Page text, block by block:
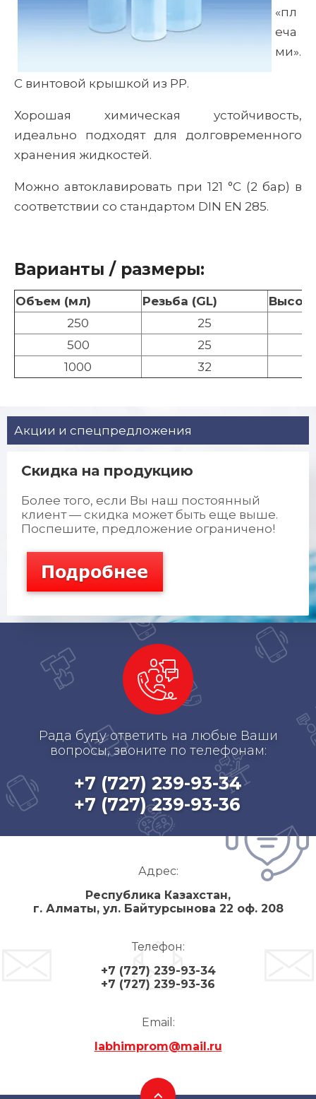
«пл
еча
ми».
С винтовой крышкой из РР.
Хорошая химическая устойчивость,
идеально подходят для долговременного
хранения жидкостей.
Можно автоклавировать при 121 °C (2 бар) в
соответствии со стандартом DIN EN 285.
Варианты / размеры:
Объем (мл) Резьба (GL)
250
25
500
25
1000
32
Акции и спецпредложения
Cкидка на продукцию
Более того, если Вы наш постоянный
клиент — скидка может быть еще выше.
Поспешите, предложение ограничено!
Рада буду ответить на любые Ваши
вопросы, звоните по телефонам:
+7 (727) 239-93-34
+7 (727) 239-93-36
Адрес:
Республика Казахстан,
г. Алматы, ул. Байтурсынова 22 оф. 208
Телефон:
+7 (727) 239-93-34
+7 (727) 239-93-36
Email:
labhimprom@mail.ru